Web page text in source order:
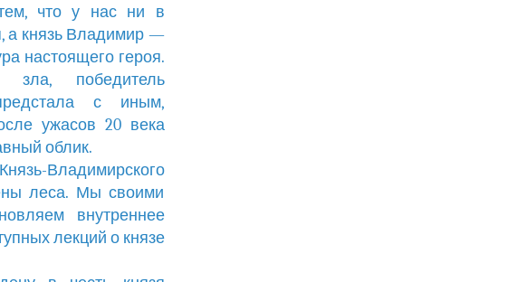
что у нас ни в
а князь Владимир —
настоящего героя.
победитель
с иным,
ужасов 20 века
облик.
Владимирского
леса. Мы своими
внутреннее
лекций о князе